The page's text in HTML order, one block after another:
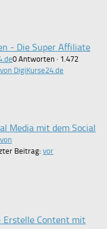
- Die Super Affiliate
0 Antworten · 1.472
DigiKurse24.de
Media mit dem Social
Beitrag: vor
Erstelle Content mit